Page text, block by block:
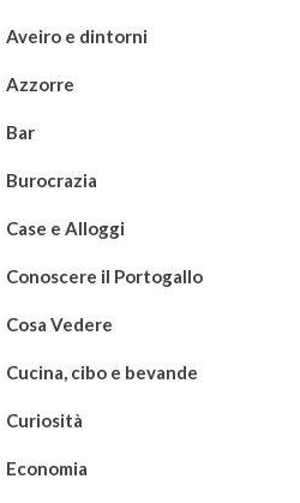
Aveiro e dintorni
Azzorre
Bar
Burocrazia
Case e Alloggi
Conoscere il Portogallo
Cosa Vedere
Cucina, cibo e bevande
Curiosità
Economia